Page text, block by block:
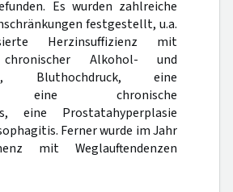
Es wurden zahlreiche
festgestellt, u.a.
Herzinsuffizienz mit
chronischer Alkohol- und
Bluthochdruck, eine
eine chronische
eine Prostatahyperplasie
Ferner wurde im Jahr
mit Weglauftendenzen